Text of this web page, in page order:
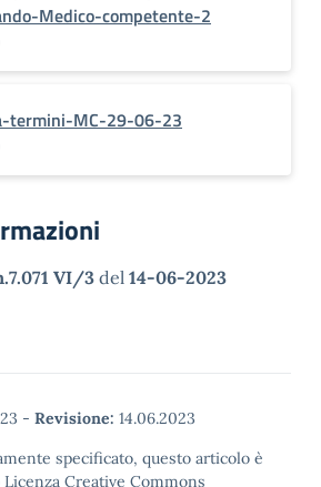
Medico-competente-2
termini-MC-29-06-23
VI/3 del 14-06-2023
- Revisione: 14.06.2023
specificato, questo articolo è
Creative Commons